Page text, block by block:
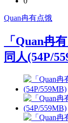
Quan冉有点饿
「Quan冉
同人(54P/